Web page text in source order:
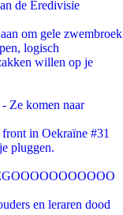
de Eredivisie
om gele zwembroek
logisch
willen op je
Ze komen naar
in Oekraïne #31
pluggen.
en leraren dood